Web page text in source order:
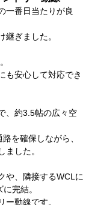
一番日当たりが良
ぎました。
も安心して対応でき
、約3.5帖の広々空
を確保しながら、
ました。
や、隣接するWCLに
完結。
動線です。